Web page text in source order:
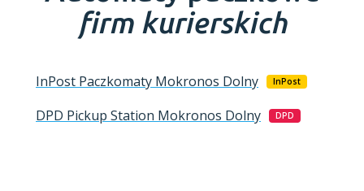
firm kurierskich
InPost Paczkomaty Mokronos Dolny InPost
DPD Pickup Station Mokronos Dolny DPD